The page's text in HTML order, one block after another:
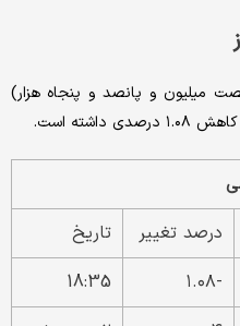
60,550,000 (شصت میلیون و پانصد و پنجاه هزار)
درصد تغییر
تاریخ
-۱.۰۸
18:35